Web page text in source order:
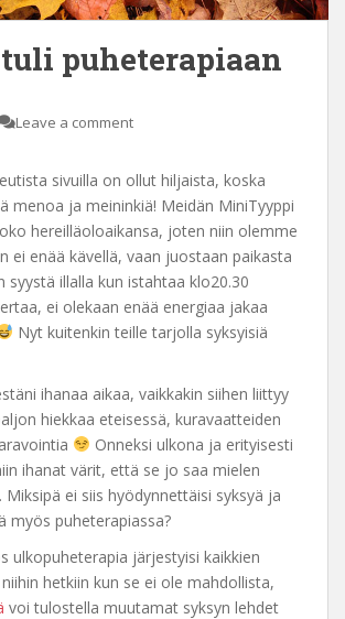
puheterapiaan
Leave a comment
sivuilla on ollut hiljaista, koska
menoa ja meininkiä! Meidän MiniTyyppi
hereilläoloaikansa, joten niin olemme
ei enää kävellä, vaan juostaan paikasta
syystä illalla kun istahtaa klo20.30
ei olekaan enää energiaa jakaa
Nyt kuitenkin teille tarjolla syksyisiä
ihanaa aikaa, vaikkakin siihen liittyy
hiekkaa eteisessä, kuravaatteiden
Onneksi ulkona ja erityisesti
ihanat värit, että se jo saa mielen
ei siis hyödynnettäisi syksyä ja
myös puheterapiassa?
ulkopuheterapia järjestyisi kaikkien
hetkiin kun se ei ole mahdollista,
voi tulostella muutamat syksyn lehdet